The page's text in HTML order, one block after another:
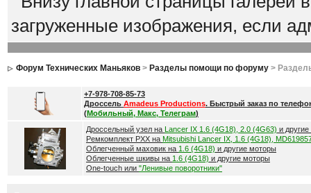
загруженные изображения, если
Форум Технических Маньяков> Разделы помощи по форуму>
+7-978-708-85-73
Дроссель Amadeus Productions. Быстрый заказ по
(Мобильный, Макс, Телеграм)
Дроссельный узел на Lancer IX 1.6 (4G18), 2.0 (4G63) и
Ремкомплект РХХ на Mitsubishi Lancer IX, 1.6 (4G18),
Облегченный маховик на 1.6 (4G18) и другие моторы
Облегченные шкивы на 1.6 (4G18) и другие моторы
One-touch или "Ленивые поворотники"